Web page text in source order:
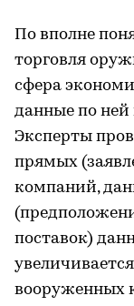
По вполне
торговля
сфера
данные по ней
Эксперты
прямых
компаний,
поставок)
вооруженных